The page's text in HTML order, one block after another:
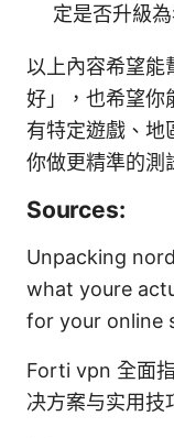
定是否升級
以上內容希望能
好」，也希望你
有特定遊戲、地
你做更精準的測
Sources:
Unpacking
what youre
for your online
Forti vpn 全面
决方案与实用技